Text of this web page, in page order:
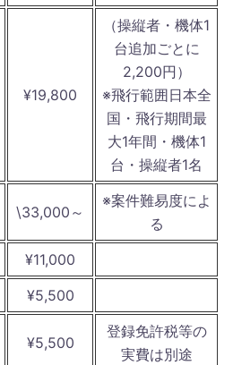
¥19,800
（操縦者・機体1
台追加ごとに
2,200円）
※飛行範囲日本全
国・飛行期間最
大1年間・機体1
台・操縦者1名
\33,000～
※案件難易度によ
る
¥11,000
¥5,500
¥5,500
登録免許税等の
実費は別途